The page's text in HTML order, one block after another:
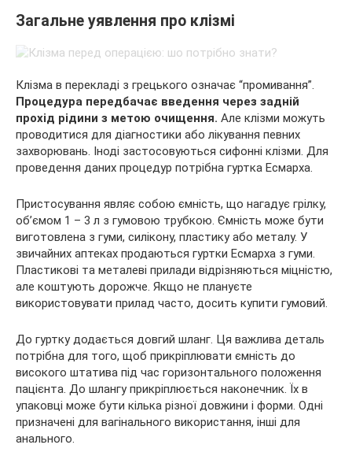
Загальне уявлення про клізмі
Клізма в перекладі з грецького означає “промивання”.
Процедура передбачає введення через задній
прохід рідини з метою очищення. Але клізми можуть
проводитися для діагностики або лікування певних
захворювань. Іноді застосовуються сифонні клізми. Для
проведення даних процедур потрібна гуртка Есмарха.
Пристосування являє собою ємність, що нагадує грілку,
об’ємом 1 – 3 л з гумовою трубкою. Ємність може бути
виготовлена з гуми, силікону, пластику або металу. У
звичайних аптеках продаються гуртки Есмарха з гуми.
Пластикові та металеві прилади відрізняються міцністю,
але коштують дорожче. Якщо не плануєте
використовувати прилад часто, досить купити гумовий.
До гуртку додається довгий шланг. Ця важлива деталь
потрібна для того, щоб прикріплювати ємність до
високого штатива під час горизонтального положення
пацієнта. До шлангу прикріплюється наконечник. Їх в
упаковці може бути кілька різної довжини і форми. Одні
призначені для вагінального використання, інші для
анального.